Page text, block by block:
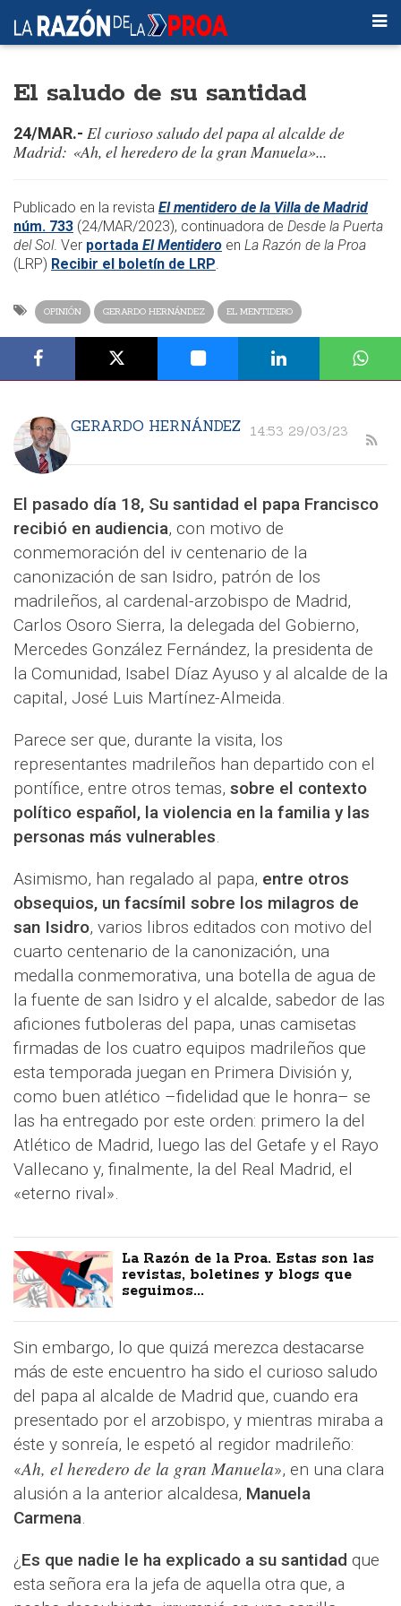
El saludo de su santidad
24/MAR.- El curioso saludo del papa al alcalde de
Madrid: «Ah, el heredero de la gran Manuela»...
​​Publicado en la revista El mentidero de la Villa de Madrid
núm. 733 (24/MAR/2023), continuadora de Desde la Puerta
del Sol. Ver portada El Mentidero en La Razón de la Proa
(LRP) Recibir el boletín de LRP.​
OPINIÓN GERARDO HERNÁNDEZ EL MENTIDERO
GERARDO HERNÁNDEZ 14:53 29/03/23
El pasado día 18, Su santidad el papa Francisco
recibió en audiencia, con motivo de
conmemoración del iv centenario de la
canonización de san Isidro, patrón de los
madrileños, al cardenal-arzobispo de Madrid,
Carlos Osoro Sierra, la delegada del Gobierno,
Mercedes González Fernández, la presidenta de
la Comunidad, Isabel Díaz Ayuso y al alcalde de la
capital, José Luis Martínez-Almeida.
Parece ser que, durante la visita, los
representantes madrileños han departido con el
pontífice, entre otros temas, sobre el contexto
político español, la violencia en la familia y las
personas más vulnerables.
Asimismo, han regalado al papa, entre otros
obsequios, un facsímil sobre los milagros de
san Isidro, varios libros editados con motivo del
cuarto centenario de la canonización, una
medalla conmemorativa, una botella de agua de
la fuente de san Isidro y el alcalde, sabedor de las
aficiones futboleras del papa, unas camisetas
firmadas de los cuatro equipos madrileños que
esta temporada juegan en Primera División y,
como buen atlético –fidelidad que le honra– se
las ha entregado por este orden: primero la del
Atlético de Madrid, luego las del Getafe y el Rayo
Vallecano y, finalmente, la del Real Madrid, el
«eterno rival».
La Razón de la Proa. Estas son las
revistas, boletines y blogs que
seguimos...
Sin embargo, lo que quizá merezca destacarse
más de este encuentro ha sido el curioso saludo
del papa al alcalde de Madrid que, cuando era
presentado por el arzobispo, y mientras miraba a
éste y sonreía, le espetó al regidor madrileño:
«Ah, el heredero de la gran Manuela», en una clara
alusión a la anterior alcaldesa, Manuela
Carmena.
¿ Es que nadie le ha explicado a su santidad que
esta señora era la jefa de aquella otra que, a